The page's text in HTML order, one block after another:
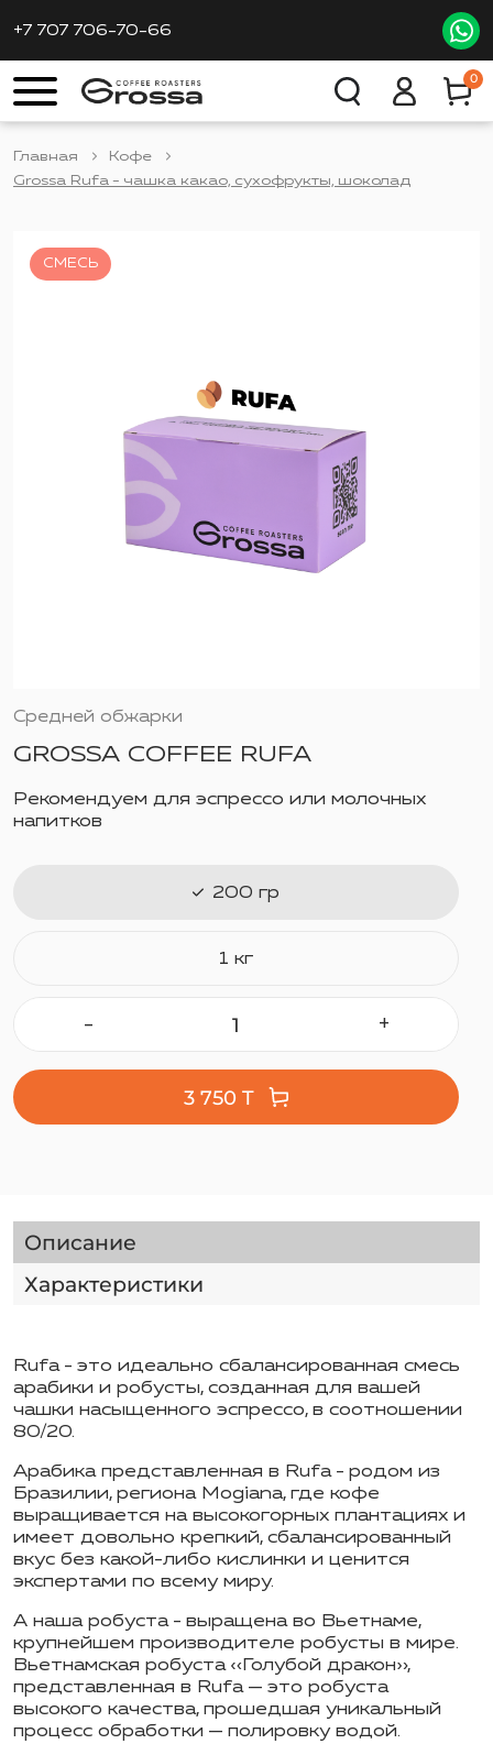
+7 707 706-70-66
0
Главная
Кофе
Grossa Rufa - чашка какао, сухофрукты, шоколад
СМЕСЬ
Средней обжарки
GROSSA COFFEE RUFA
Рекомендуем для эспрессо или молочных
напитков
200 гр
1 кг
- +
3 750 T
Описание
Характеристики
Rufa - это идеально сбалансированная смесь
арабики и робусты, созданная для вашей
чашки насыщенного эспрессо, в соотношении
80/20.
Арабика представленная в Rufa - родом из
Бразилии, региона Mogiana, где кофе
выращивается на высокогорных плантациях и
имеет довольно крепкий, сбалансированный
вкус без какой-либо кислинки и ценится
экспертами по всему миру.
А наша робуста - выращена во Вьетнаме,
крупнейшем производителе робусты в мире.
Вьетнамская робуста «Голубой дракон»,
представленная в Rufa — это робуста
высокого качества, прошедшая уникальный
процесс обработки — полировку водой.